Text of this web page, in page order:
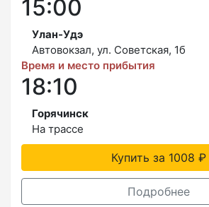
15:00
Улан-Удэ
Автовокзал, ул. Советская, 1б
Время и место прибытия
18:10
Горячинск
На трассе
Купить за 1008 ₽
Подробнее